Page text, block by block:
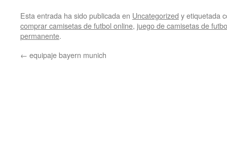
Esta entrada ha sido publicada en Uncategorized y etiquetada
comprar camisetas de futbol online, juego de camisetas de
permanente.
← equipaje bayern munich